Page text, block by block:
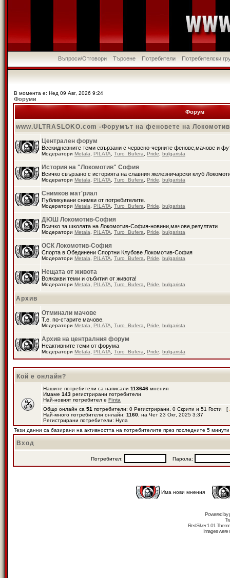
Въпроси/Отговори Търсене Потребители Потребителски
В момента е: Нед 09 Авг, 2026 9:24
Форуми
Форум
www.ULTRASLOKO.com -Форумът на феновете на
Централен форум
Всекидневните теми свързани с червено-черните фенове,мачове и
Модератори Metala PILATA Turo_Bufera Pride bulgarista
История на "Локомотив" София
Всичко свързано с историята на славния железничарски клуб
Модератори Metala PILATA Turo_Bufera Pride bulgarista
Снимков мат'риал
Публикувани снимки от потребителите.
Модератори Metala PILATA Turo_Bufera Pride bulgarista
ДЮШ Локомотив-София
Всичко за школата на Локомотив-София-новини,мачове,резултати
Модератори Metala PILATA Turo_Bufera Pride bulgarista
ОСК Локомотив-София
Спорта в Обединени Спортни Клубове Локомотив-София
Модератори Metala PILATA Turo_Bufera Pride bulgarista
Нещата от живота
Всякакви теми и събития от живота!
Модератори Metala PILATA Turo_Bufera Pride bulgarista
Архив
Отминали мачове
Т.е. по-старите мачове.
Модератори Metala PILATA Turo_Bufera Pride bulgarista
Архив на централния форум
Неактивните теми от форума
Модератори Metala PILATA Turo_Bufera Pride bulgarista
Кой е онлайн?
Нашите потребители са написали 113646 мнения
Имаме 143 регистрирани потребители
Най-новият потребител е Finta
Общо онлайн са 51 потребители: 0 Регистрирани, 0 Скрити и 51 Гости [
Най-много потребители онлайн: 1160 , на Чет 23 Окт, 2025 3:37
Регистрирани потребители: Нула
Тези данни са базирани на активността на потребителите през последните 5 минути
Вход
Потребител: Парола:
Има нови мнения
Powered by
RedSilver 1.01
Images were